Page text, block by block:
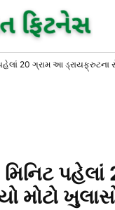
20 ગ્રામ આ ડ્રાયફ્રુટના
મોટો